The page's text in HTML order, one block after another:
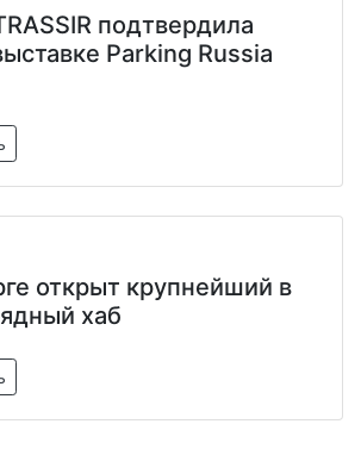
подтвердила
Parking Russia
открыт крупнейший в
хаб